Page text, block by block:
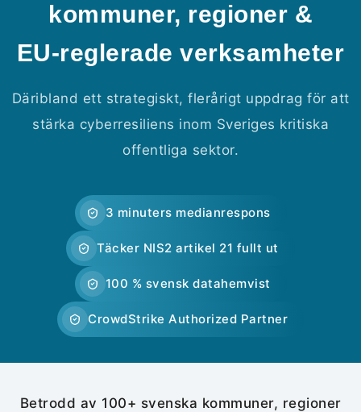
kommuner, regioner &
EU-reglerade verksamheter
Däribland ett strategiskt, flerårigt uppdrag för att
stärka cyberresiliens inom Sveriges kritiska
offentliga sektor.
3 minuters medianrespons
Täcker NIS2 artikel 21 fullt ut
100 % svensk datahemvist
CrowdStrike Authorized Partner
Betrodd av 100+ svenska kommuner, regioner